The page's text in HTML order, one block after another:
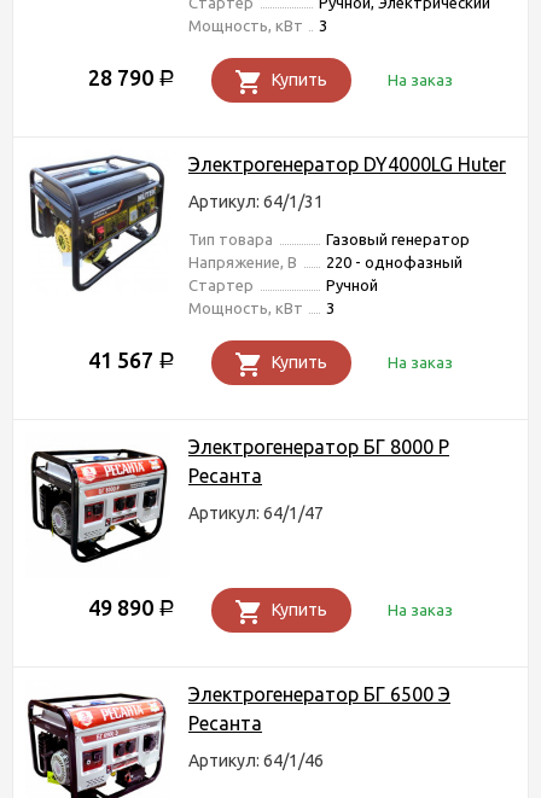
Мощность, кВт
3
28 790 Р Купить На заказ
Электрогенератор DY4000LG Huter
Артикул: 64/1/31
Тип товара
Газовый генератор
Напряжение, В
220 - однофазный
Стартер
Ручной
Мощность, кВт
3
41 567 Р Купить На заказ
Электрогенератор БГ 8000 Р
Ресанта
Артикул: 64/1/47
49 890 Р Купить На заказ
Электрогенератор БГ 6500 Э
Ресанта
Артикул: 64/1/46